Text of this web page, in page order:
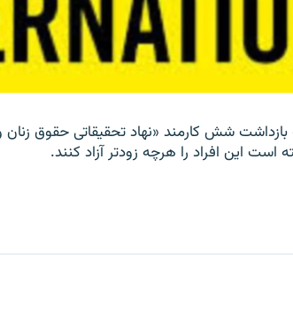
بازداشت شش کارمند «نهاد تحقیقاتی حقوق زنان
است این افراد را هرچه زودتر آزاد کنند.